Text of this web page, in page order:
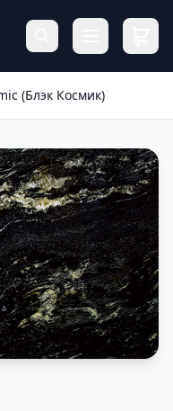
(Блэк Космик)